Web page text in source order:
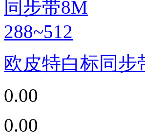
欧皮特白标同步
0.00
0.00